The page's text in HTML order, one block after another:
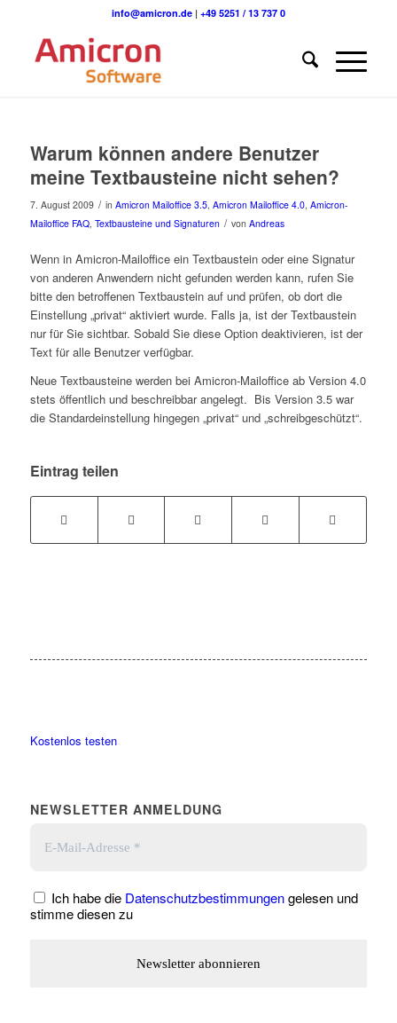
info@amicron.de| +49 5251 / 13 737 0
Warum können andere Benutzer
meine Textbausteine nicht sehen?
7. August 2009 / in Amicron Mailoffice 3.5, Amicron Mailoffice 4.0, Amicron-
Mailoffice FAQ, Textbausteine und Signaturen / von Andreas
Wenn in Amicron-Mailoffice ein Textbaustein oder eine Signatur
von anderen Anwendern nicht gefunden werden kann, rufen Sie
bitte den betroffenen Textbaustein auf und prüfen, ob dort die
Einstellung „privat“ aktiviert wurde. Falls ja, ist der Textbaustein
nur für Sie sichtbar. Sobald Sie diese Option deaktivieren, ist der
Text für alle Benutzer verfügbar.
Neue Textbausteine werden bei Amicron-Mailoffice ab Version 4.0
stets öffentlich und beschreibbar angelegt. Bis Version 3.5 war
die Standardeinstellung hingegen „privat“ und „schreibgeschützt“.
Eintrag teilen
Kostenlos testen
NEWSLETTER ANMELDUNG
Ich habe die Datenschutzbestimmungengelesen und
stimme diesen zu